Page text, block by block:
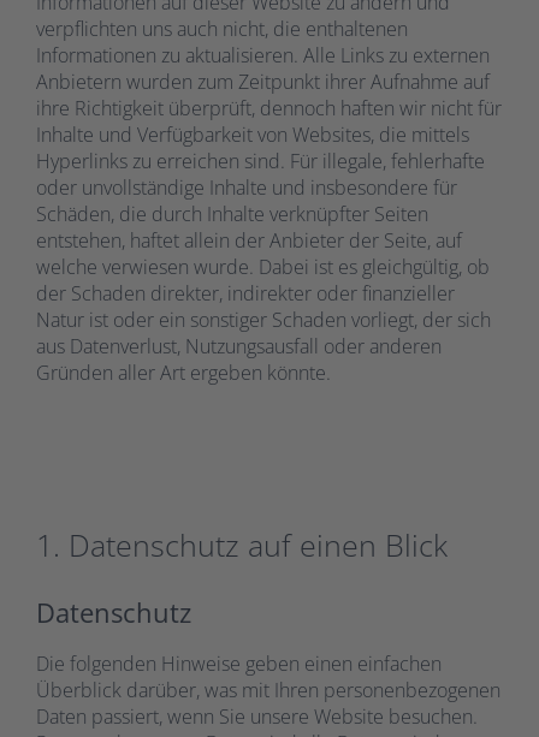
verpflichten uns auch nicht, die enthaltenen
Informationen zu aktualisieren. Alle Links zu externen
Anbietern wurden zum Zeitpunkt ihrer Aufnahme auf
ihre Richtigkeit überprüft, dennoch haften wir nicht für
Inhalte und Verfügbarkeit von Websites, die mittels
Hyperlinks zu erreichen sind. Für illegale, fehlerhafte
oder unvollständige Inhalte und insbesondere für
Schäden, die durch Inhalte verknüpfter Seiten
entstehen, haftet allein der Anbieter der Seite, auf
welche verwiesen wurde. Dabei ist es gleichgültig, ob
der Schaden direkter, indirekter oder finanzieller
Natur ist oder ein sonstiger Schaden vorliegt, der sich
aus Datenverlust, Nutzungsausfall oder anderen
Gründen aller Art ergeben könnte.
1. Datenschutz auf einen Blick
Datenschutz
Die folgenden Hinweise geben einen einfachen
Überblick darüber, was mit Ihren personenbezogenen
Daten passiert, wenn Sie unsere Website besuchen.